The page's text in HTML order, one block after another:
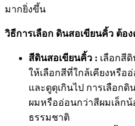
มากยิ่งขึ้น
วิธีการเลือก ดินสอเขียนคิ้ว ต้อง
สีดินสอเขียนคิ้ว : เลือกสี
ให้เลือกสีที่ใกล้เคียงหรือ
และดูดุเกินไป การเลือก
ผมหรืออ่อนกว่าสีผมเล็กน้
ธรรมชาติ